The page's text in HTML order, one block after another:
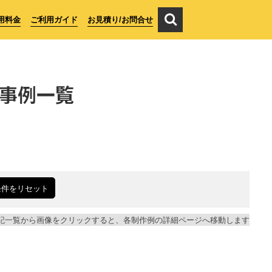
料金 ご利用ガイド お見積り/お問合せ
例一覧
をリセット
一覧から画像をクリックすると、各制作例の詳細ページへ移動します